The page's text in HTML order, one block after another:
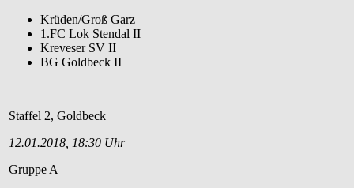
Krüden/Groß Garz
1.FC Lok Stendal II
Kreveser SV II
BG Goldbeck II
Staffel 2, Goldbeck
12.01.2018, 18:30 Uhr
Gruppe A